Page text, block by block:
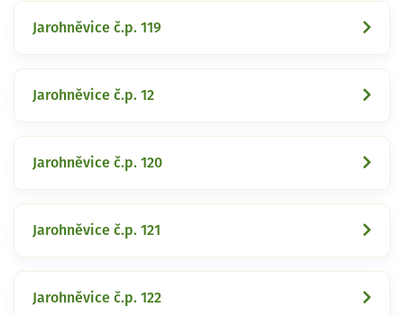
Jarohněvice č.p. 119
Jarohněvice č.p. 12
Jarohněvice č.p. 120
Jarohněvice č.p. 121
Jarohněvice č.p. 122